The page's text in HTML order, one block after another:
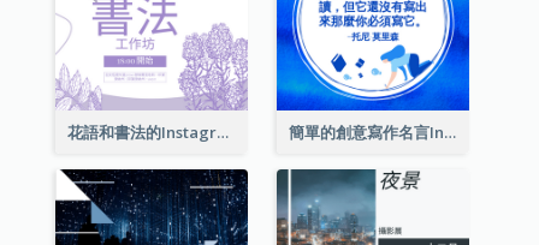
花語和書法的Instagram帖子 簡單的創意寫作名言Instagram帖子